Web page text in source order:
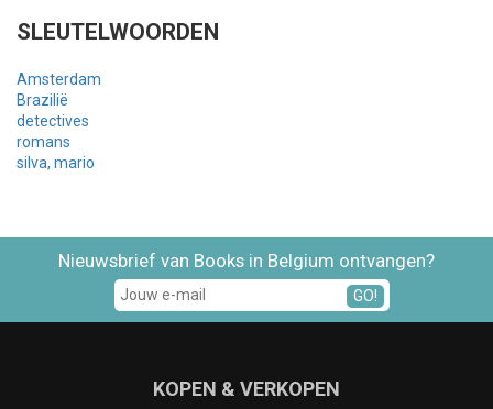
SLEUTELWOORDEN
Amsterdam
Brazilië
detectives
romans
silva, mario
Nieuwsbrief van Books in Belgium ontvangen?
GO!
KOPEN & VERKOPEN